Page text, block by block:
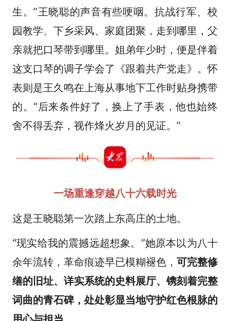
生。”王晓聪的声音有些哽咽。抗战行军、校
园教学、下乡采风、家庭团聚，走到哪里，父
亲就把口琴带到哪里。姐弟年少时，便是伴着
这支口琴的调子学会了《跟着共产党走》。怀
表则是王久鸣在上海从事地下工作时贴身携带
的。“后来条件好了，换上了手表，他也始终
舍不得丢弃，视作烽火岁月的见证。”
一场重逢穿越八十六载时光
这是王晓聪第一次踏上东高庄的土地。
“现实给我的震撼远超想象。”她原本以为八十
余年流转，革命痕迹早已模糊褪色，可完整修
缮的旧址、详实系统的史料展厅、镌刻着完整
词曲的青石碑，处处彰显当地守护红色根脉的